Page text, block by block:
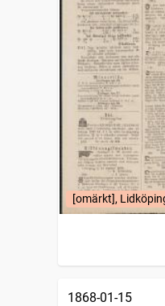
[omärkt],
1868-01-15